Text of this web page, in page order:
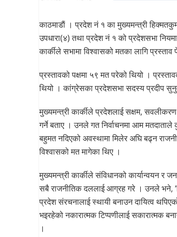
काठमाडाैं । प्रदेश नं १ का मुख्यमन्त्री
उपधारा(४) तथा प्रदेश नं १ को प्रदेशसभा
कार्कीले सभामा विश्वासको मतका लागि
प्रस्तावको पक्षमा ५९ मत परेको थियो ।
थियो । कांग्रेसका प्रदेशसभा सदस्य प्रदीप
मुख्यमन्त्री कार्कीले प्रदेशलाई सक्षम, सवलीकरण
गर्ने बताए । उनले गत निर्वाचनमा आम
बहुमत नदिएको अवस्थामा मिलेर अघि बढ्न
विश्वासको मत मागेका थिए ।
मुख्यमन्त्री कार्कीले संविधानको कार्यान्वयन र
सबै राजनीतिक दललाई आग्रह गरे । उनले भने,
प्रदेश संरचनालाई स्थायी बनाउन दायित्व
भइरहेको नकारात्मक टिप्पणीलाई सकारात्मक
।